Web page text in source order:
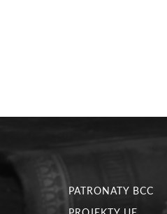
PATRONATY BCC